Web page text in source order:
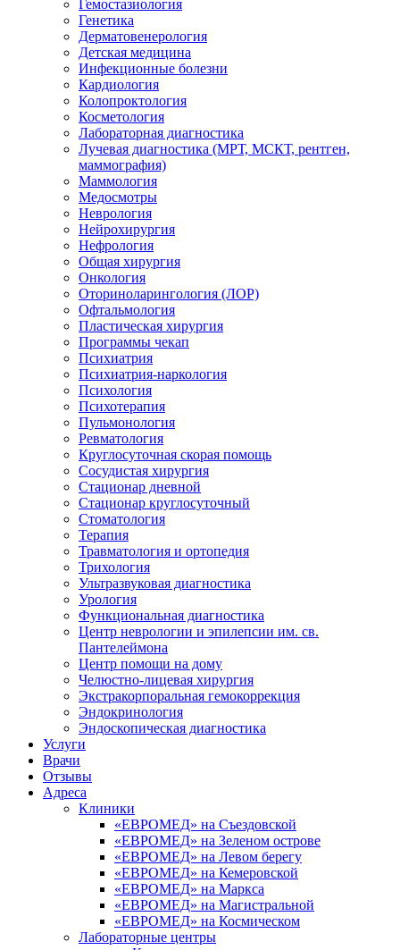
Гемостазиология
Генетика
Дерматовенерология
Детская медицина
Инфекционные болезни
Кардиология
Колопроктология
Косметология
Лабораторная диагностика
Лучевая диагностика (МРТ, МСКТ, рентген,
маммография)
Маммология
Медосмотры
Неврология
Нейрохирургия
Нефрология
Общая хирургия
Онкология
Оториноларингология (ЛОР)
Офтальмология
Пластическая хирургия
Программы чекап
Психиатрия
Психиатрия-наркология
Психология
Психотерапия
Пульмонология
Ревматология
Круглосуточная скорая помощь
Сосудистая хирургия
Стационар дневной
Стационар круглосуточный
Стоматология
Терапия
Травматология и ортопедия
Трихология
Ультразвуковая диагностика
Урология
Функциональная диагностика
Центр неврологии и эпилепсии им. св.
Пантелеймона
Центр помощи на дому
Челюстно-лицевая хирургия
Экстракорпоральная гемокоррекция
Эндокринология
Эндоскопическая диагностика
Услуги
Врачи
Отзывы
Адреса
Клиники
«ЕВРОМЕД» на Съездовской
«ЕВРОМЕД» на Зеленом острове
«ЕВРОМЕД» на Левом берегу
«ЕВРОМЕД» на Кемеровской
«ЕВРОМЕД» на Маркса
«ЕВРОМЕД» на Магистральной
«ЕВРОМЕД» на Космическом
Лабораторные центры